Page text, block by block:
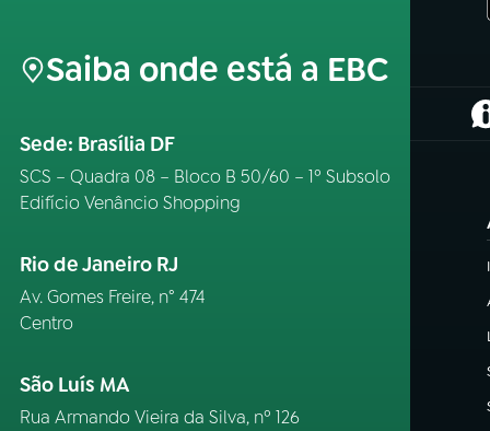
Saiba onde está a EBC
Sede: Brasília DF
SCS – Quadra 08 – Bloco B 50/60 – 1º Subsolo
Edifício Venâncio Shopping
Rio de Janeiro RJ
Av. Gomes Freire, n° 474
Centro
São Luís MA
Rua Armando Vieira da Silva, nº 126